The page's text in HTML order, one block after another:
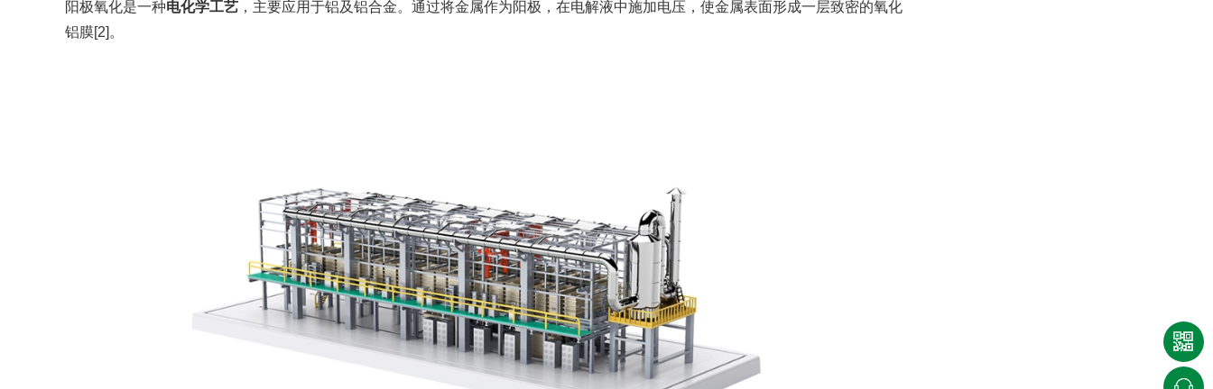
阳极氧化是一种电化学工艺 ，主要应用于铝及铝合金。通过将金属作为阳极，在电解液中施加电压，使金属表面形成一层致密的氧化
铝膜[2]。